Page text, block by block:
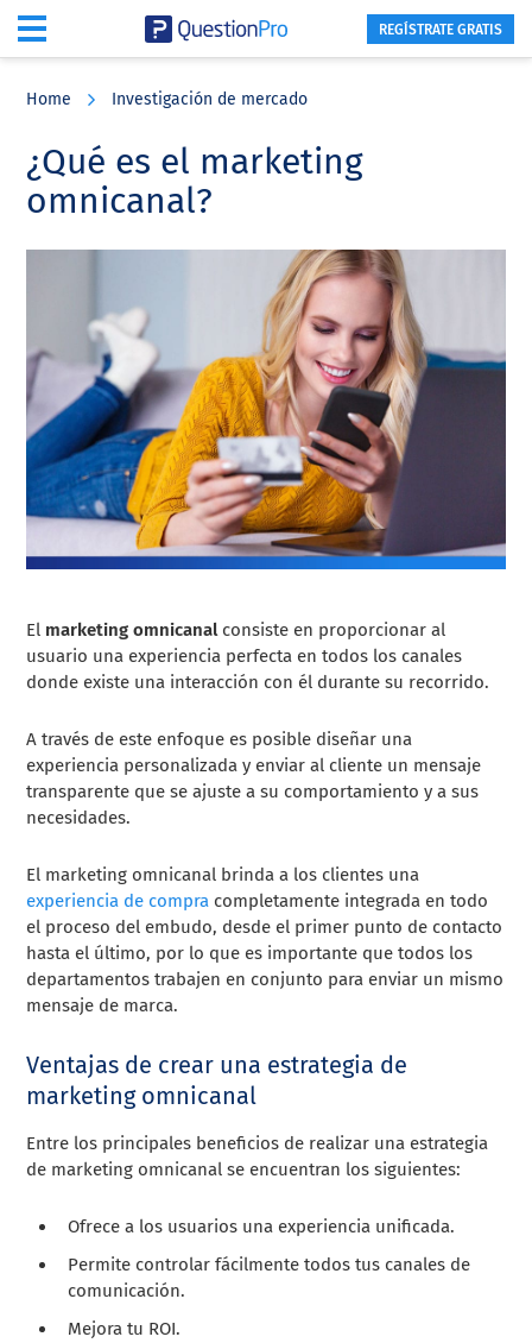
content
sidebar
REGÍSTRATE GRATIS
Home Investigación de mercado
¿Qué es el marketing
omnicanal?
El marketing omnicanalconsiste en proporcionar al
usuario una experiencia perfecta en todos los canales
donde existe una interacción con él durante su recorrido.
A través de este enfoque es posible diseñar una
experiencia personalizada y enviar al cliente un mensaje
transparente que se ajuste a su comportamiento y a sus
necesidades.
El marketing omnicanal brinda a los clientes una
experiencia de compra completamente integrada en todo
el proceso del embudo, desde el primer punto de contacto
hasta el último, por lo que es importante que todos los
departamentos trabajen en conjunto para enviar un mismo
mensaje de marca.
Ventajas de crear una estrategia de
marketing omnicanal
Entre los principales beneficios de realizar una estrategia
de marketing omnicanal se encuentran los siguientes:
Ofrece a los usuarios una experiencia unificada.
Permite controlar fácilmente todos tus canales de
comunicación.
Mejora tu ROI.